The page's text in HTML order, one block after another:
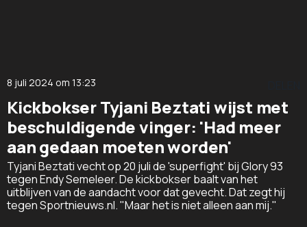
8 juli 2024 om 13:23
Kickbokser Tyjani Beztati wijst met
beschuldigende vinger: 'Had meer
aan gedaan moeten worden'
Tyjani Beztati vecht op 20 juli de 'superfight' bij Glory 93
tegen Endy Semeleer. De kickbokser baalt van het
uitblijven van de aandacht voor dat gevecht. Dat zegt hij
tegen Sportnieuws.nl. "Maar het is niet alleen aan mij."